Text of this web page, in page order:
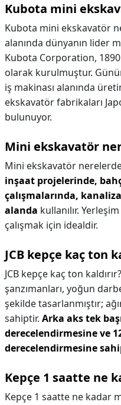
Kubota mini
Kubota mini ekskavatör
alanında dünyanın lider
Kubota Corporation, 1890
olarak kurulmuştur.
iş makinası alanında
ekskavatör fabrikaları
bulunuyor.
Mini ekskavatör
Mini ekskavatör nerelerde
inşaat projelerinde,
çalışmalarında,
alanda kullanılır.
çalışmak için idealdir.
JCB kepçe kaç ton
JCB kepçe kaç ton
şanzımanları, yoğun
şekilde tasarlanmıştır;
sahiptir. Arka aks tek
derecelendirmesine ve
derecelendirmesine
Kepçe 1 saatte ne
Kepçe 1 saatte ne kadar